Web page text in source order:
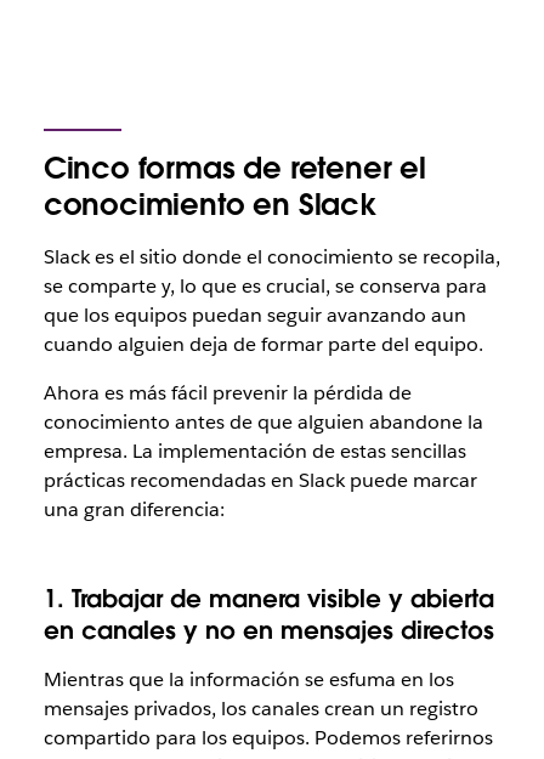
Cinco formas de retener el
conocimiento en Slack
Slack es el sitio dondeel conocimiento se recopila,
se comparte y, lo que es crucial, se conserva para
que los equipos puedan seguir avanzando aun
cuando alguien deja de formar parte del equipo.
Ahora es más fácil prevenir la pérdida de
conocimiento antes de que alguien abandone la
empresa. La implementación de estas sencillas
prácticas recomendadas en Slack puede marcar
una gran diferencia:
1. Trabajar de manera visible y abierta
en canales y no en mensajes directos
Mientras que la información se esfuma en los
mensajes privados, los canales crean un registro
compartido para los equipos. Podemos referirnos